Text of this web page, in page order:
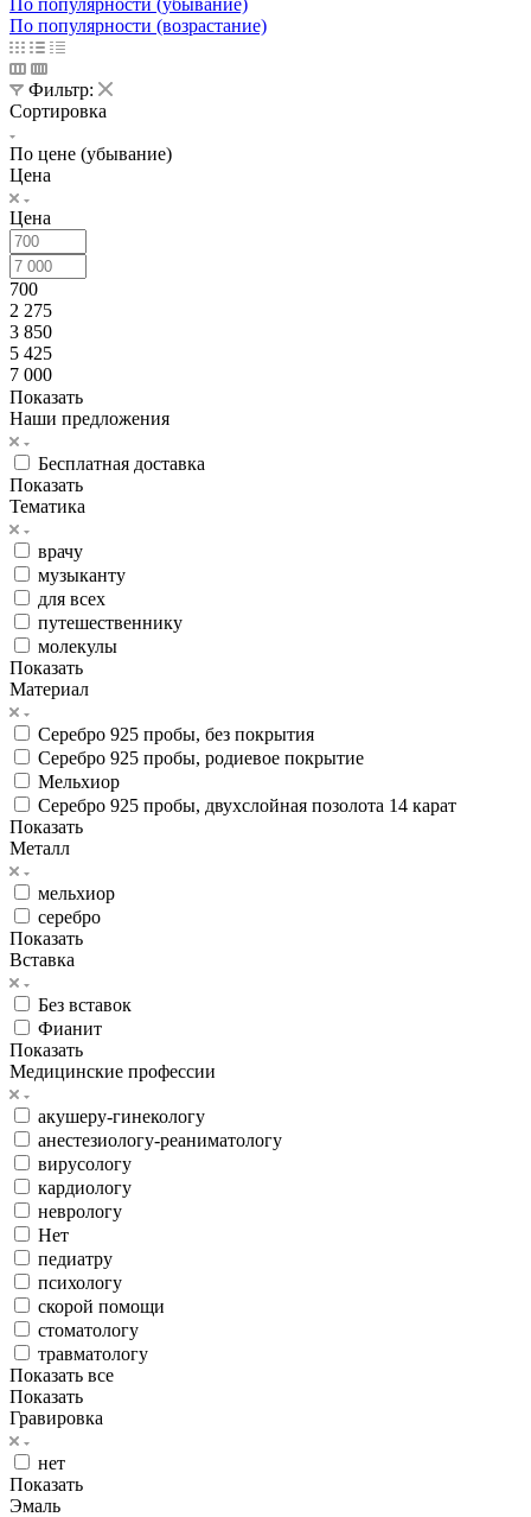
По популярности (возрастание)
Фильтр:
Сортировка
По цене (убывание)
Цена
Цена
700
2 275
3 850
5 425
7 000
Показать
Наши предложения
Бесплатная доставка
Показать
Тематика
врачу
музыканту
для всех
путешественнику
молекулы
Показать
Материал
Серебро 925 пробы, без покрытия
Серебро 925 пробы, родиевое покрытие
Мельхиор
Серебро 925 пробы, двухслойная позолота 14 карат
Показать
Металл
мельхиор
серебро
Показать
Вставка
Без вставок
Фианит
Показать
Медицинские профессии
акушеру-гинекологу
анестезиологу-реаниматологу
вирусологу
кардиологу
неврологу
Нет
педиатру
психологу
скорой помощи
стоматологу
травматологу
Показать все
Показать
Гравировка
нет
Показать
Эмаль